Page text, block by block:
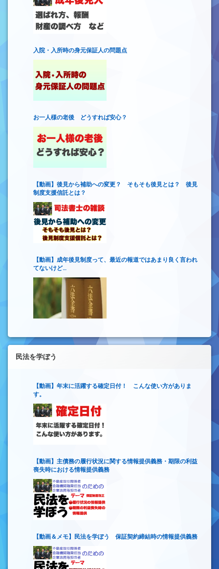
入院・入所時の身元保証人の問題点
お一人様の老後 どうすれば安心？
【動画】後見から補助への変更？ そもそも後見とは？ 後見
制度支援信託とは？
【動画】成年後見制度って、最近の報道ではあまり良く言われ
てないけど…
民法を学ぼう
【動画】年末に活躍する確定日付！ こんな使い方がありま
す。
【動画】主債務の履行状況に関する情報提供義務・期限の利益
喪失時における情報提供義務
【動画＆メモ】民法を学ぼう 保証契約締結時の情報提供義務